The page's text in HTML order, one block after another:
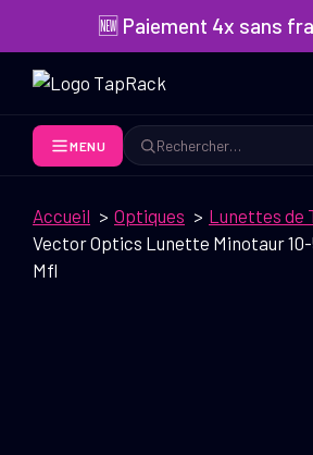
contenu
🆕 Paiement 4x sans
MENU
Rechercher
Accueil Optiques
Lunettes de
Vector Optics Lunette Minotaur 10-
Mfl